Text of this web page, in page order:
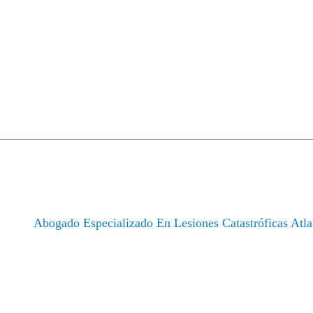
Abogado Especializado En Lesiones Catastróficas